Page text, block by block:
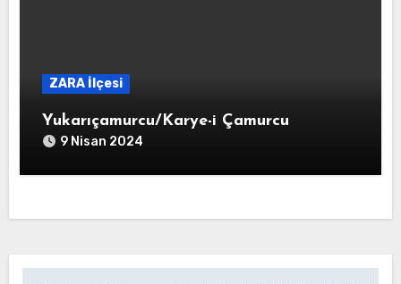
ZARA İlçesi
Yukarıçamurcu/Karye-i Çamurcu
9 Nisan 2024